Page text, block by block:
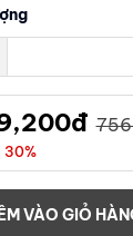
30%
VÀO GIỎ